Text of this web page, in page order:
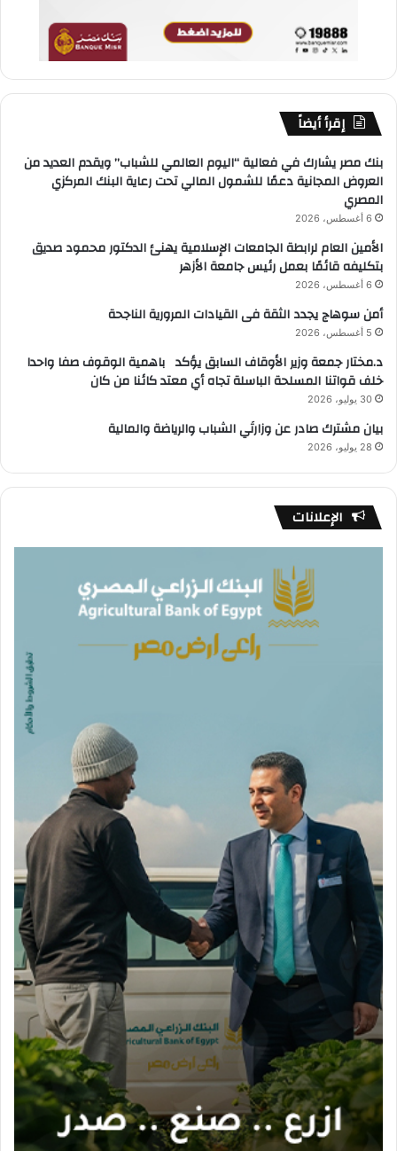
إقرأ أيضاً
بنك مصر يشارك في فعالية “اليوم العالمي للشباب” ويقدم العديد من
العروض المجانية دعمًا للشمول المالي تحت رعاية البنك المركزي
المصري
6 أغسطس، 2026
الأمين العام لرابطة الجامعات الإسلامية يهنئ الدكتور محمود صديق
بتكليفه قائمًا بعمل رئيس جامعة الأزهر
6 أغسطس، 2026
أمن سوهاج يجدد الثقة فى القيادات المرورية الناجحة
5 أغسطس، 2026
د.مختار جمعة وزير الأوقاف السابق يؤكد باهمية الوقوف صفا واحدا
خلف قواتنا المسلحة الباسلة تجاه أي معتد كائنا من كان
30 يوليو، 2026
بيان مشترك صادر عن وزارتَي الشباب والرياضة والمالية
28 يوليو، 2026
الإعلانات